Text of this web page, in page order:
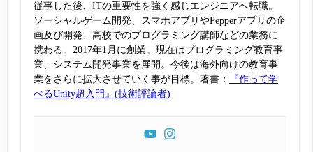
従事した後、ITの重要性を強く感じエンジニアへ転職。
ソーシャルゲーム開発、スマホアプリやPepperアプリの企
画及び開発、高校でのプログラミング講師などの業務に
携わる。2017年1月に創業。現在はプログラミング教育事
業、システム開発事業を展開。今後は海外向けの教育事
業をさらに拡大させていく事が目標。著書：
『作って学
べるUnity超入門』(技術評論者)